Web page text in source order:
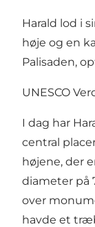
Harald lod i
høje og en
Palisaden,
UNESCO
I dag har
central
højene, der
diameter på
over
havde et